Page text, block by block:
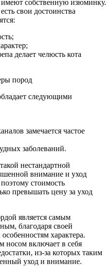
имеют собственную изюминку.
свои достоинства
делает челюсть кота
пород
следующими
замечается частое
заболеваний.
нестандартной
внимание и уход
стоимость
превышать цену за уход
является самым
благодаря своей
характера.
включает в себя
из-за которых таким
уход и внимание.